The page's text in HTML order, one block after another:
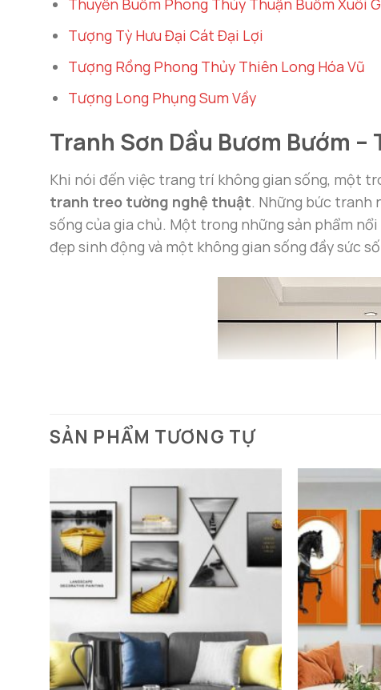
Thuyền Buồm Phong Thủy Thuận Buồm Xuôi
Tượng Tỳ Hưu Đại Cát Đại Lợi
Tượng Rồng Phong Thủy Thiên Long Hóa Vũ
Tượng Long Phụng Sum Vầy
Tranh Sơn Dầu Bươm Bướm
Khi nói đến việc trang trí không gian sống, một
tranh treo tường nghệ thuật. Những bức tranh
sống của gia chủ. Một trong những sản phẩm
đẹp sinh động và một không gian sống đầy sức
SẢN PHẨM TƯƠNG TỰ